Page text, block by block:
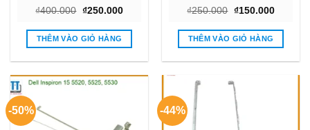
₫400.000 Giá
là:
₫400.000.
₫250.000Giá
tại
₫250.000.
THÊM VÀO GIỎ HÀNG
₫250.000 Giá
là:
₫250.000.
₫150.000Giá
tại
THÊM VÀO GIỎ HÀNG
-50% -44%